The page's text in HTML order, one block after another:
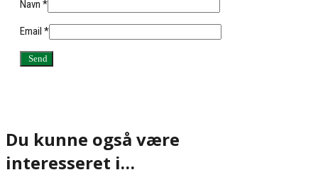
Navn *
Email *
Du kunne også være
interesseret i…